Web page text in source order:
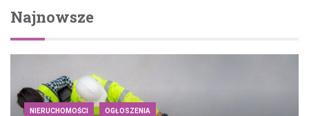
Najnowsze
NIERUCHOMOŚCI OGŁOSZENIA